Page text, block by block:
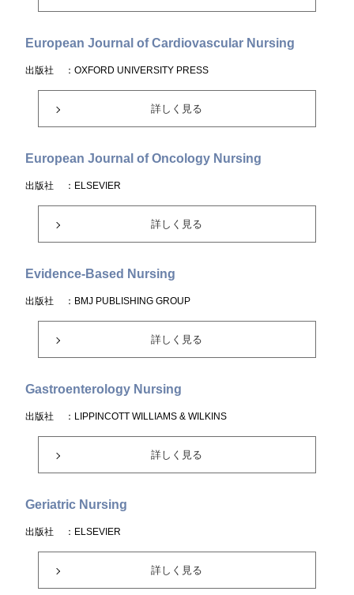
European Journal of Cardiovascular Nursing
出版社 ：OXFORD UNIVERSITY PRESS
詳しく見る
European Journal of Oncology Nursing
出版社 ：ELSEVIER
詳しく見る
Evidence-Based Nursing
出版社 ：BMJ PUBLISHING GROUP
詳しく見る
Gastroenterology Nursing
出版社 ：LIPPINCOTT WILLIAMS & WILKINS
詳しく見る
Geriatric Nursing
出版社 ：ELSEVIER
詳しく見る